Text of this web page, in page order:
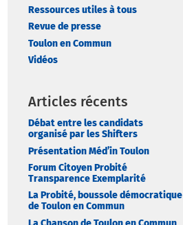
Ressources utiles à tous
Revue de presse
Toulon en Commun
Vidéos
Articles récents
Débat entre les candidats
organisé par les Shifters
Présentation Méd’in Toulon
Forum Citoyen Probité
Transparence Exemplarité
La Probité, boussole démocratique
de Toulon en Commun